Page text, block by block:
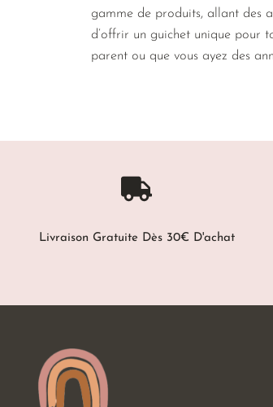
gamme de produits, allant des
d’offrir un guichet unique pour
parent ou que vous ayez des
Livraison Gratuite Dès 30€ D'achat